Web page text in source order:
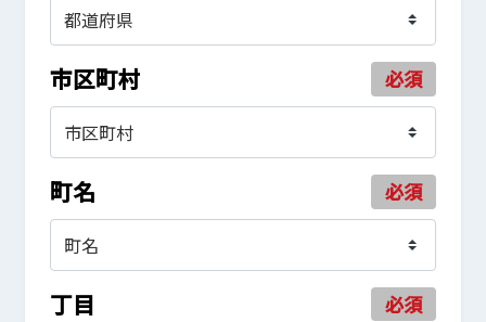
市区町村 必須
町名 必須
丁目 必須